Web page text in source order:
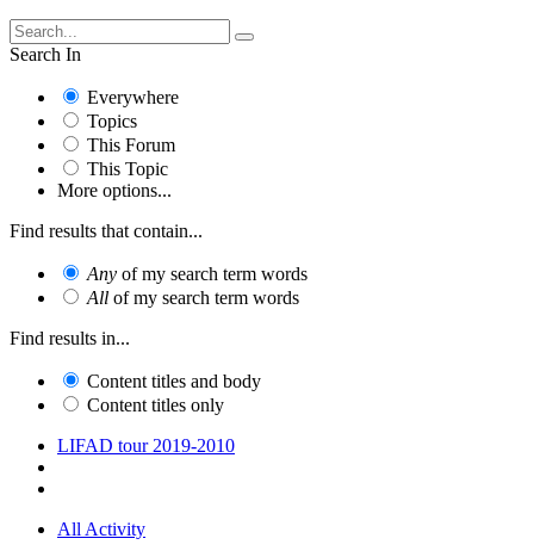
Search In
Everywhere
Topics
This Forum
This Topic
More options...
Find results that contain...
Any of my search term words
All of my search term words
Find results in...
Content titles and body
Content titles only
LIFAD tour 2019-2010
All Activity